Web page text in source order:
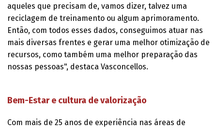
aqueles que precisam de, vamos dizer, talvez uma
reciclagem de treinamento ou algum aprimoramento.
Então, com todos esses dados, conseguimos atuar nas
mais diversas frentes e gerar uma melhor otimização de
recursos, como também uma melhor preparação das
nossas pessoas", destaca Vasconcellos.
Bem-Estar e cultura de valorização
Com mais de 25 anos de experiência nas áreas de